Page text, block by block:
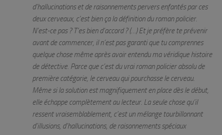
d’hallucinations et de raisonnements pervers enfantés par ces
deux cerveaux, c’est bien ça la définition du roman policier.
N’est-ce pas ? T’es bien d’accord ? (…) Et je préfère te prévenir
avant de commencer, il n’est pas garanti que tu comprennes
quelque chose même après avoir entendu ma véridique histoire
de détective. Parce que c’est du vrai roman policier absolu de
première catégorie, le cerveau qui pourchasse le cerveau.
Même si la solution est magnifiquement en place dès le début,
elle échappe complètement au lecteur. La seule chose qu’il
ressent vraisemblablement, c’est un mélange tourbillonnant
d’illusions, d’hallucinations, de raisonnements spéciaux